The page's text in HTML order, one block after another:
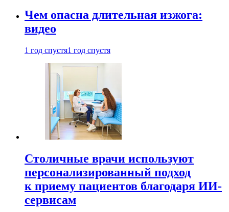
Чем опасна длительная изжога:
видео
1 год спустя1 год спустя
Столичные врачи используют
персонализированный подход
к приему пациентов благодаря ИИ-
сервисам